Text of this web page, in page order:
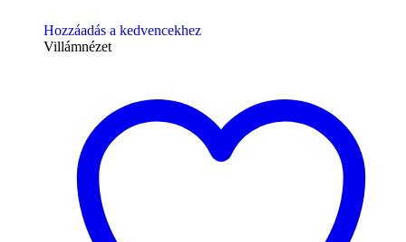
Hozzáadás a kedvencekhez
Villámnézet